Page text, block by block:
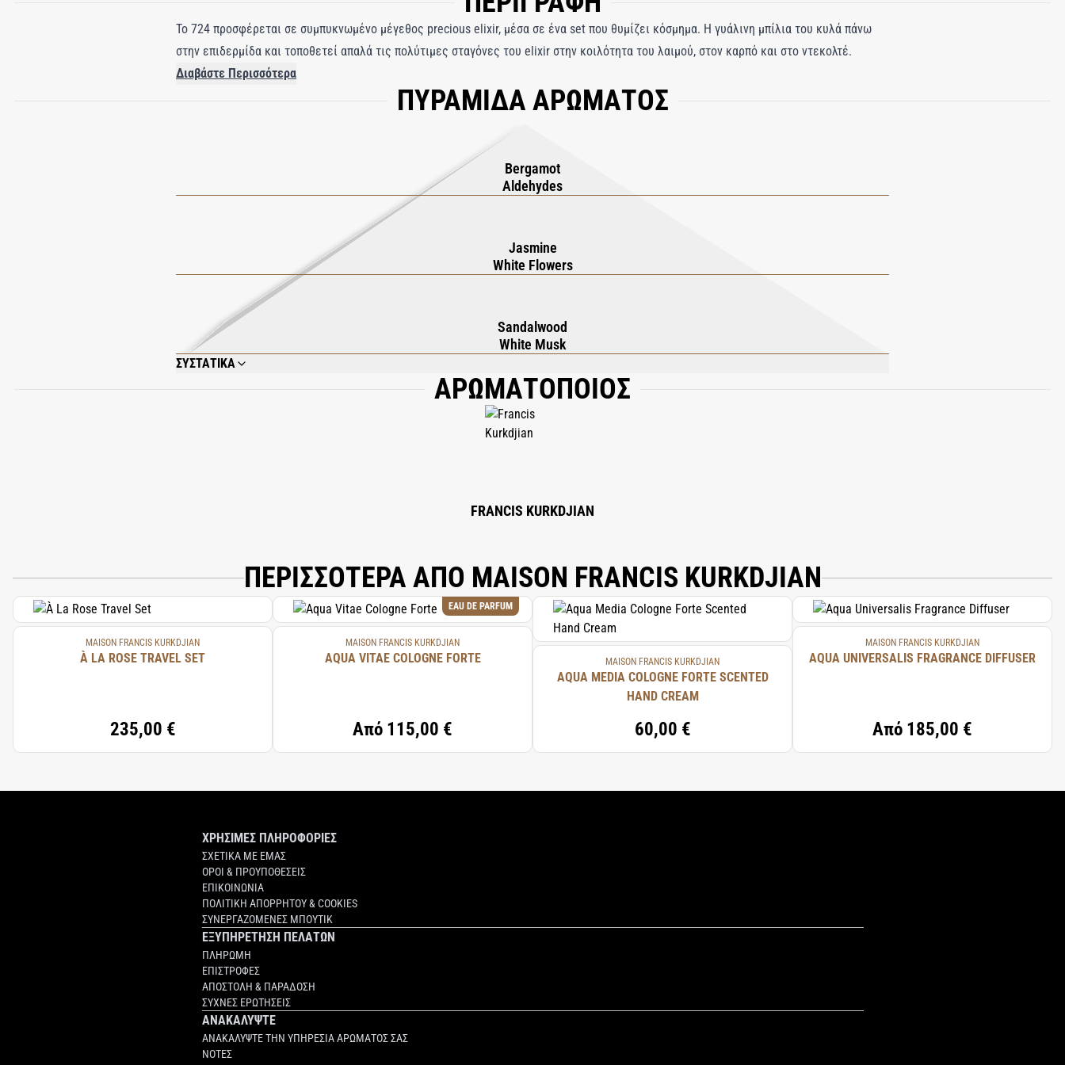
Το 724 προσφέρεται σε συμπυκνωμένο μέγεθος precious elixir, μέσα σε ένα set που θυμίζει κόσμημα. Η γυάλινη μπίλια του κυλά πάνω
στην επιδερμίδα και τοποθετεί απαλά τις πολύτιμες σταγόνες του elixir στην κοιλότητα του λαιμού, στον καρπό και στο ντεκολτέ.
Διαβάστε Περισσότερα
ΠΥΡΑΜΙΔΑ ΑΡΩΜΑΤΟΣ
Bergamot
Aldehydes
Jasmine
White Flowers
Sandalwood
White Musk
ΣΥΣΤΑΤΙΚΑ
ALCOHOL; PARFUM (FRAGRANCE); AQUA (WATER); LIMONENE; BENZYL SALICYLATE; CITRONELLOL; GERANIOL; TRIETHYL CITRATE; LINALOOL; BUTYL
METHOXYDIBENZOYLMETHANE; PENTAERYTHRITYL TETRA-DI-T-BUTYL HYDROXYHYDROCINNAMATE; CITRAL; BENZYL BENZOATE; BENZYL ALCOHOL.
ΑΡΩΜΑΤΟΠΟΙΟΣ
FRANCIS KURKDJIAN
ΠΕΡΙΣΣΟΤΕΡΑ ΑΠΟ MAISON FRANCIS KURKDJIAN
MAISON FRANCIS KURKDJIAN
À LA ROSE TRAVEL SET
235,00 €
EAU DE PARFUM
MAISON FRANCIS KURKDJIAN
AQUA VITAE COLOGNE FORTE
Από 115,00 €
MAISON FRANCIS KURKDJIAN
AQUA MEDIA COLOGNE FORTE SCENTED
HAND CREAM
60,00 €
MAISON FRANCIS KURKDJIAN
AQUA UNIVERSALIS FRAGRANCE DIFFUSER
Από 185,00 €
ΧΡΗΣΙΜΕΣ ΠΛΗΡΟΦΟΡΙΕΣ
ΣΧΕΤΙΚΑ ΜΕ ΕΜΑΣ
ΟΡΟΙ & ΠΡΟΥΠΟΘΕΣΕΙΣ
ΕΠΙΚΟΙΝΩΝΙΑ
ΠΟΛΙΤΙΚΗ ΑΠΟΡΡΗΤΟΥ & COOKIES
ΣΥΝΕΡΓΑΖΟΜΕΝΕΣ ΜΠΟΥΤΙΚ
ΕΞΥΠΗΡΕΤΗΣΗ ΠΕΛΑΤΩΝ
ΠΛΗΡΩΜΗ
ΕΠΙΣΤΡΟΦΕΣ
ΑΠΟΣΤΟΛΗ & ΠΑΡΑΔΟΣΗ
ΣΥΧΝΕΣ ΕΡΩΤΗΣΕΙΣ
ΑΝΑΚΑΛΥΨΤΕ
ΑΝΑΚΑΛΥΨΤΕ ΤΗΝ ΥΠΗΡΕΣΙΑ ΑΡΩΜΑΤΟΣ ΣΑΣ
ΝΟΤΕΣ